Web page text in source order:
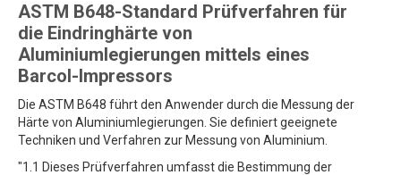
ASTM B648-Standard Prüfverfahren für
die Eindringhärte von
Aluminiumlegierungen mittels eines
Barcol-Impressors
Die ASTM B648 führt den Anwender durch die Messung der
Härte von Aluminiumlegierungen. Sie definiert geeignete
Techniken und Verfahren zur Messung von Aluminium.
"1.1 Dieses Prüfverfahren umfasst die Bestimmung der